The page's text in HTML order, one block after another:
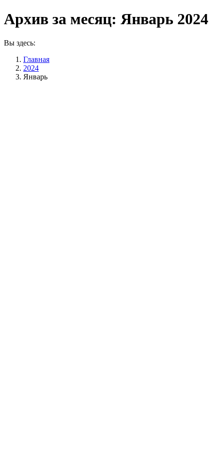
Архив за месяц: Январь 2024
Вы здесь:
Главная
2024
Январь